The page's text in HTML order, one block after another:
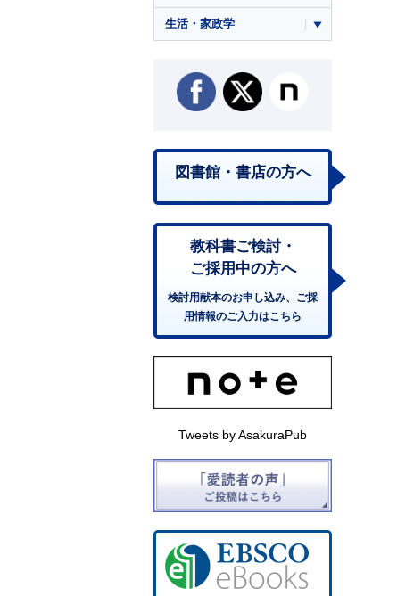
生活・家政学
図書館・書店の方へ
教科書ご検討・
ご採用中の方へ
検討用献本のお申し込み、ご採
用情報のご入力はこちら
Tweets by AsakuraPub